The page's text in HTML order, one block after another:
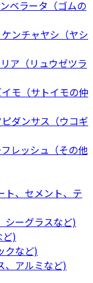
ベラータ（ゴムの
ンチャヤシ（ヤシ
ア（リュウゼツラ
モ（サトイモの仲
ダンサス（ウコギ
レッシュ（その他
ト、セメント、テ
シーグラスなど)
ど)
クなど)
、アルミなど)